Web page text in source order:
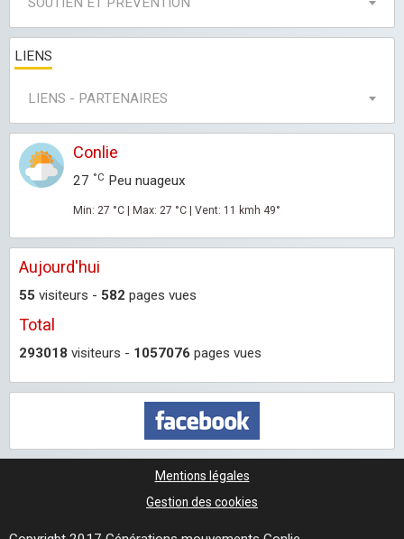
LIENS
LIENS - PARTENAIRES
Conlie
27 °C Peu nuageux
Min: 27 °C | Max: 27 °C | Vent: 11 kmh 49°
Aujourd'hui
55 visiteurs - 582 pages vues
Total
293018 visiteurs - 1057076 pages vues
Mentions légales
Gestion des cookies